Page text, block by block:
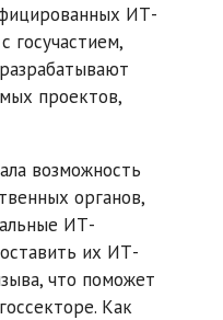
ИТ-
госучастием,
проектов,
возможность
органов,
ИТ-
их ИТ-
что поможет
Как